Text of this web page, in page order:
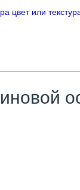
цвет или